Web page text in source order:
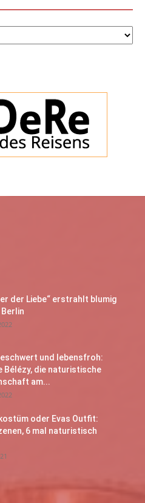
der Liebe“ erstrahlt blumig
und lebensfroh:
Bélézy, die naturistische
am...
oder Evas Outfit:
6 mal naturistisch